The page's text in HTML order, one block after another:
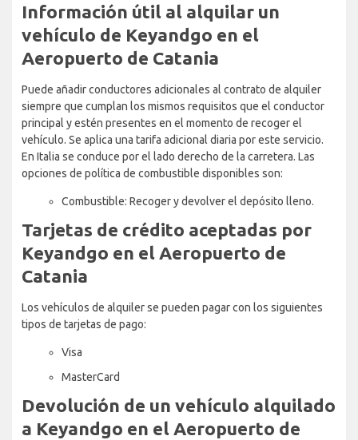
Información útil al alquilar un
vehículo de Keyandgo en el
Aeropuerto de Catania
Puede añadir conductores adicionales al contrato de alquiler
siempre que cumplan los mismos requisitos que el conductor
principal y estén presentes en el momento de recoger el
vehículo. Se aplica una tarifa adicional diaria por este servicio.
En Italia se conduce por el lado derecho de la carretera. Las
opciones de política de combustible disponibles son:
Combustible: Recoger y devolver el depósito lleno.
Tarjetas de crédito aceptadas por
Keyandgo en el Aeropuerto de
Catania
Los vehículos de alquiler se pueden pagar con los siguientes
tipos de tarjetas de pago:
Visa
MasterCard
Devolución de un vehículo alquilado
a Keyandgo en el Aeropuerto de